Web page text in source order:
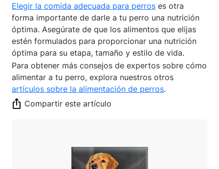
Elegir la comida adecuada para perros es otra
forma importante de darle a tu perro una nutrición
óptima. Asegúrate de que los alimentos que elijas
estén formulados para proporcionar una nutrición
óptima para su etapa, tamaño y estilo de vida.
Para obtener más consejos de expertos sobre cómo
alimentar a tu perro, explora nuestros otros
artículos sobre la alimentación de perros.
Compartir este artículo